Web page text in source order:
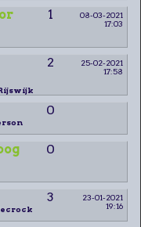
1
08-03-2021
17:03
2
25-02-2021
17:58
0
0
3
23-01-2021
19:16